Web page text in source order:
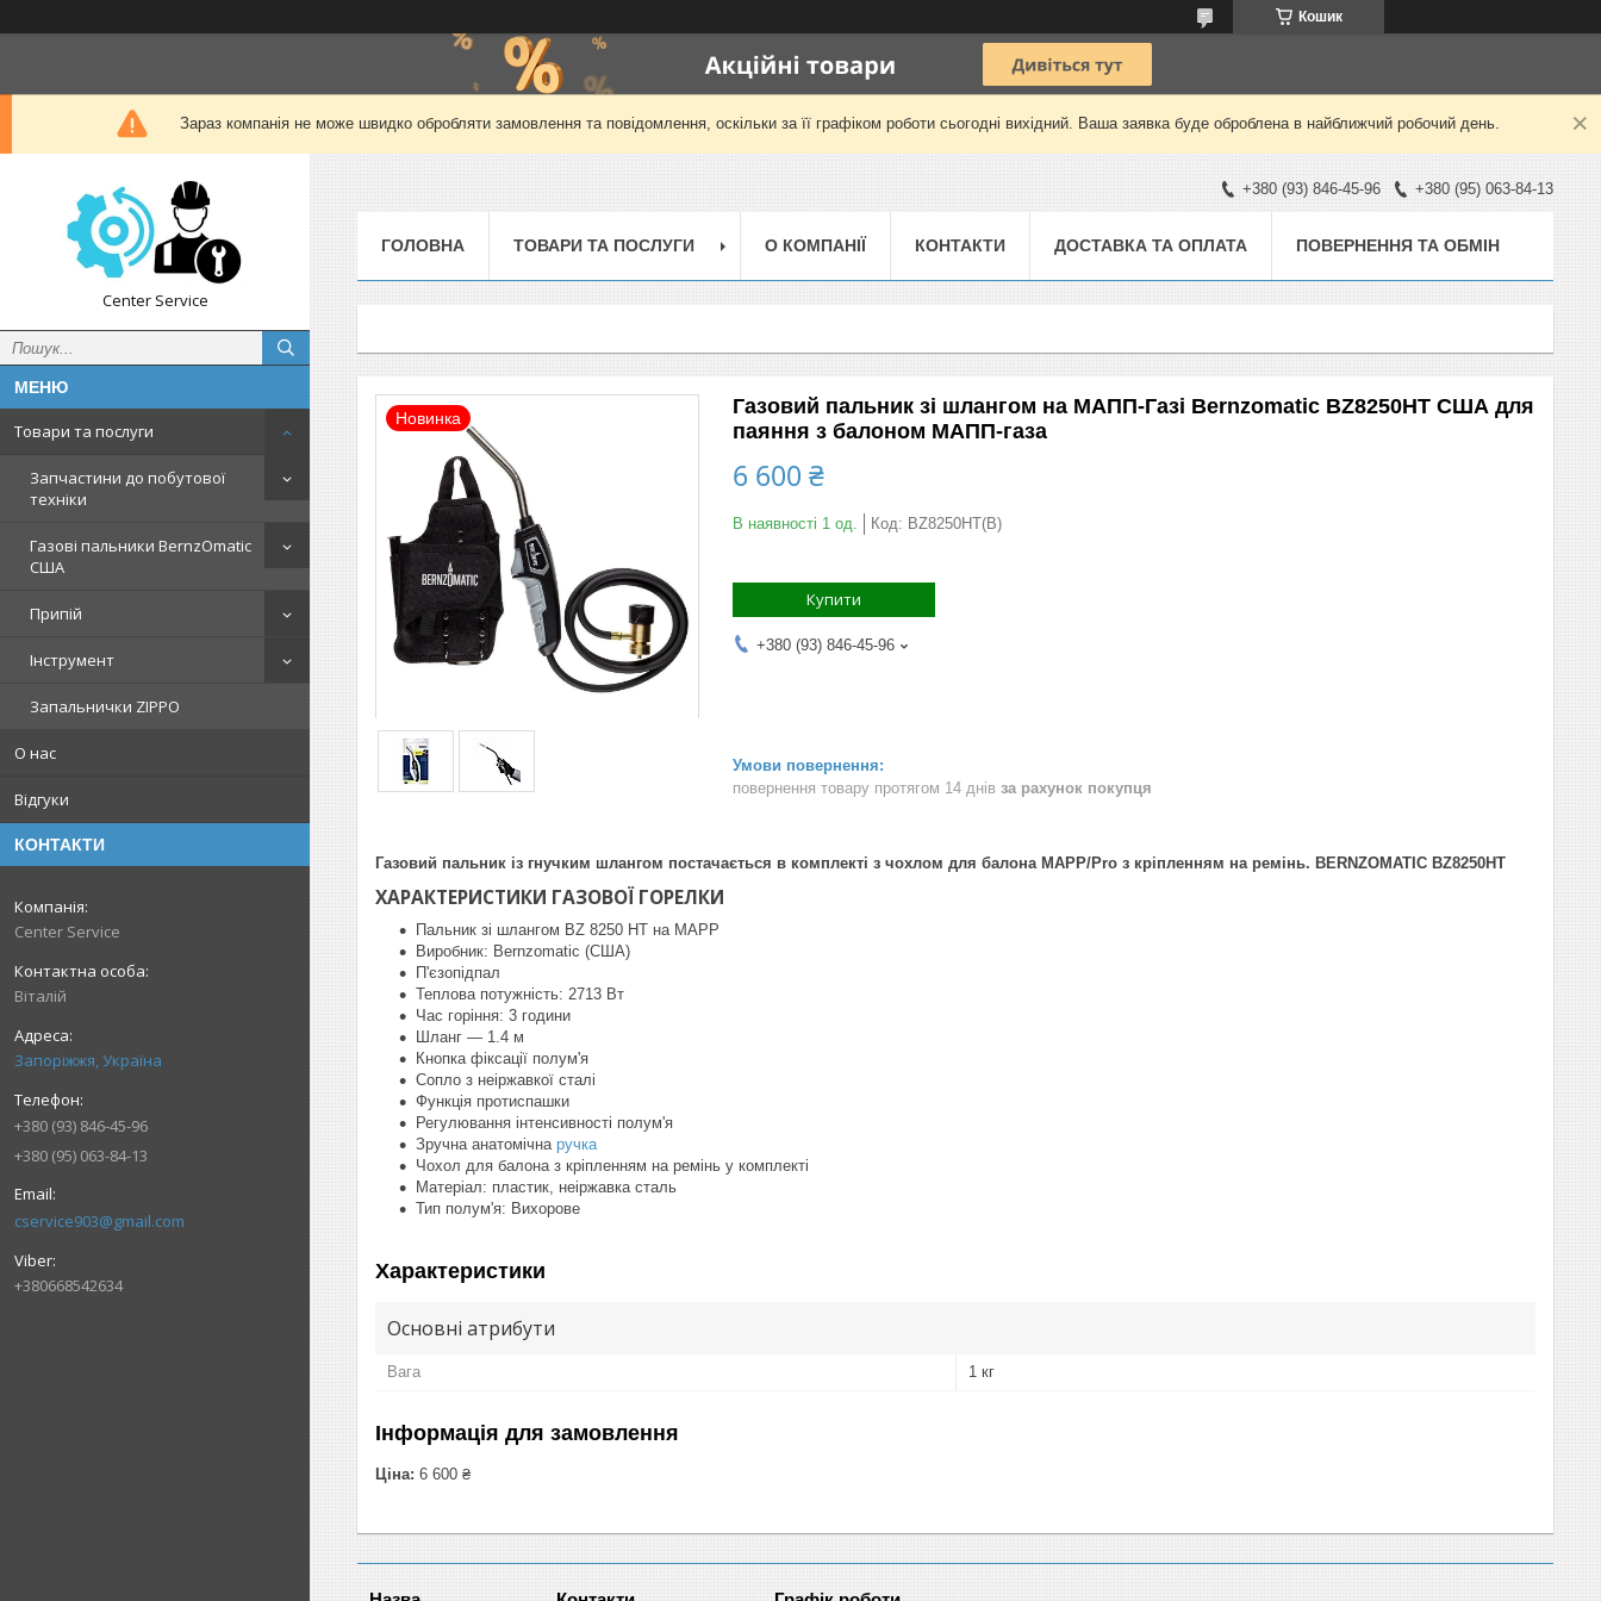
Кошик
Зараз компанія не може швидко обробляти замовлення та повідомлення, оскільки за її графіком роботи сьогодні вихідний. Ваша заявка буде оброблена в найближчий робочий день.
Center Service
Товари та послуги
Запчастини до побутової
техніки
Газові пальники BernzOmatic
США
Припій
Інструмент
Запальнички ZIPPO
О нас
Відгуки
КОНТАКТИ
Center Service
Віталій
Запоріжжя, Україна
+380 (93) 846-45-96
+380 (95) 063-84-13
cservice903@gmail.com
+380668542634
+380 (93) 846-45-96 +380 (95) 063-84-13
ГОЛОВНА ТОВАРИ ТА ПОСЛУГИ О КОМПАНІЇ КОНТАКТИ ДОСТАВКА ТА ОПЛАТА ПОВЕРНЕННЯ ТА ОБМІН
Новинка
Газовий пальник зі шлангом на МАПП-Газі Bernzomatic BZ8250HT США для
паяння з балоном МАПП-газа
6 600 ₴
В наявності 1 од. Код: BZ8250HT(B)
Купити
+380 (93) 846-45-96
повернення товару протягом 14 днів за рахунок покупця
Газовий пальник із гнучким шлангом постачається в комплекті з чохлом для балона MAPP/Pro з кріпленням на ремінь. BERNZOMATIC BZ8250HT
ХАРАКТЕРИСТИКИ ГАЗОВОЇ ГОРЕЛКИ
Пальник зі шлангом BZ 8250 HT на МАРР
Виробник: Bernzomatic (США)
П'єзопідпал
Теплова потужність: 2713 Вт
Час горіння: 3 години
Шланг — 1.4 м
Кнопка фіксації полум'я
Сопло з неіржавкої сталі
Функція протиспашки
Регулювання інтенсивності полум'я
Зручна анатомічна ручка
Чохол для балона з кріпленням на ремінь у комплекті
Матеріал: пластик, неіржавка сталь
Тип полум'я: Вихорове
Характеристики
Основні атрибути
Вага 1 кг
Інформація для замовлення
Ціна: 6 600 ₴